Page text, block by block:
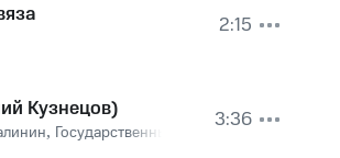
2:15
Кузнецов)
, Государственный русский народный
3:36